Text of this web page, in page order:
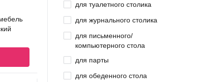
для туалетного столика
для журнального столика
для письменного/
компьютерного стола
для парты
для обеденного стола